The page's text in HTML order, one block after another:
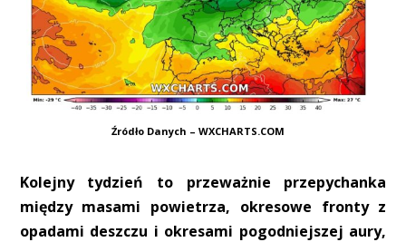
Źródło Danych – WXCHARTS.COM
Kolejny tydzień to przeważnie przepychanka
między masami powietrza, okresowe fronty z
opadami deszczu i okresami pogodniejszej aury,